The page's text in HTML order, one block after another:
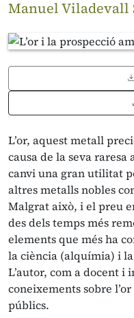
Manuel Viladevall
L’or, aquest metall
causa de la seva raresa
canvi una gran utilitat
altres metalls nobles
Malgrat això, i el preu
des dels temps més
elements que més ha
la ciència (alquímia) i
L’autor, com a docent i
coneixements sobre
públics.